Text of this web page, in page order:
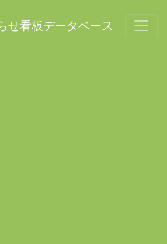
せ看板データベース